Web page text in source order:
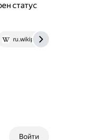
статус
ru.wikipedia.org
Войти